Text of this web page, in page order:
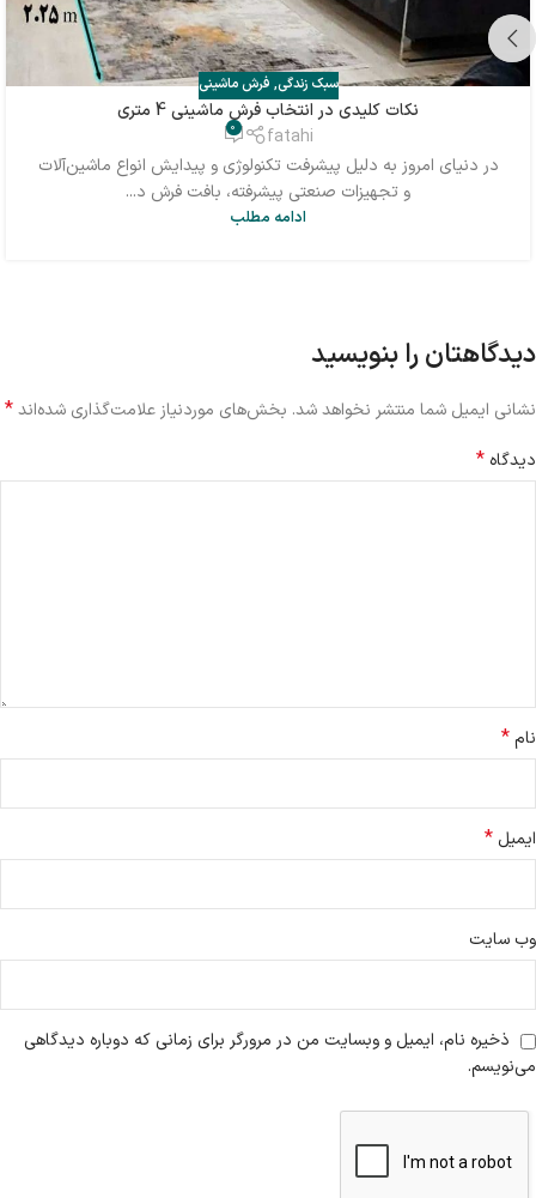
سبک زندگی, فرش ماشینی
نکات کلیدی در انتخاب فرش ماشینی 4 متری
fatahi
0
در دنیای امروز به دلیل پیشرفت تکنولوژی و پیدایش انواع ماشین‌آلات
و تجهیزات صنعتی پیشرفته، بافت فرش د...
ادامه مطلب
دیدگاهتان را بنویسید
نشانی ایمیل شما منتشر نخواهد شد. بخش‌های موردنیاز علامت‌گذاری شده‌اند*
دیدگاه *
نام*
ایمیل *
وب‌ سایت
ذخیره نام، ایمیل و وبسایت من در مرورگر برای زمانی که دوباره دیدگاهی
می‌نویسم.